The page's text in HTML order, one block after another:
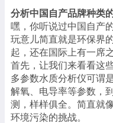
分析中国自产品牌种类
嘿，你听说过中国自产
玩意儿简直就是环保界
起，还在国际上有一席之
首先，让我们来看看这
多参数水质分析仪可谓
解氧、电导率等参数，
测，样样俱全。简直就
环境污染的挑战。